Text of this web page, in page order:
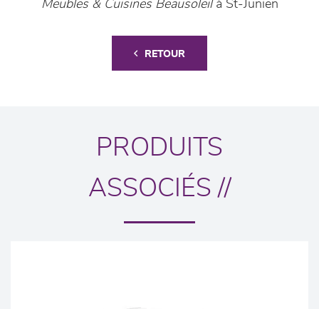
Meubles & Cuisines Beausoleilà St-Junien
RETOUR
PRODUITS
ASSOCIÉS //